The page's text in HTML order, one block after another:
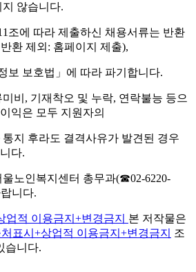
않습니다.
조에 따라 제출하신 채용서류는 반환
환 제외: 홈페이지 제출),
보 보호법」에 따라 파기합니다.
비, 기재착오 및 누락, 연락불능 등으
익은 모두 지원자의
지 후라도 결격사유가 발견된 경우
다.
노인복지센터 총무과(☎02-6220-
니다.
본 저작물은
표시+상업적 이용금지+변경금지
조
습니다.